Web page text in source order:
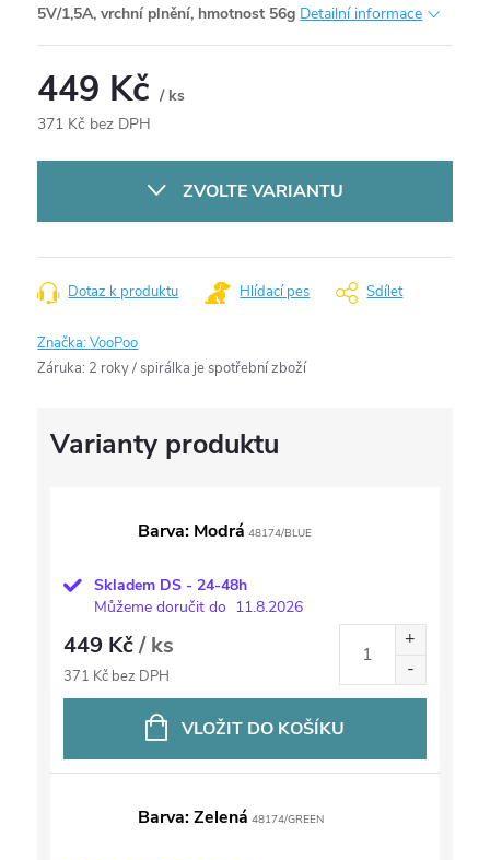
5V/1,5A, vrchní plnění, hmotnost 56g Detailní informace
449 Kč/ ks
371 Kč bez DPH
ZVOLTE VARIANTU
Dotaz k produktu Hlídací pes Sdílet
Značka:VooPoo
Záruka: 2 roky / spirálka je spotřební zboží
Barva: Modrá 48174/BLUE
Skladem DS - 24-48h
Můžeme doručit do 11.8.2026
449 Kč/ ks
371 Kč bez DPH
VLOŽIT DO KOŠÍKU
Barva: Zelená 48174/GREEN